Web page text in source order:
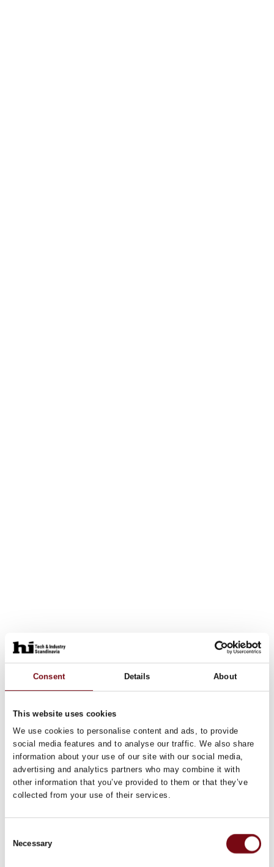
Consent Details About
This website uses cookies
We use cookies to personalise content and ads, to provide
social media features and to analyse our traffic. We also share
information about your use of our site with our social media,
advertising and analytics partners who may combine it with
other information that you’ve provided to them or that they’ve
collected from your use of their services.
Selection
Necessary